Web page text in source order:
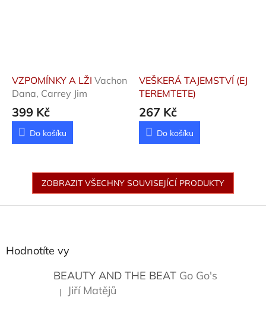
VZPOMÍNKY A LŽI Vachon
Dana, Carrey Jim
399 Kč
Do košíku
VEŠKERÁ TAJEMSTVÍ (EJ
TEREMTETE)
267 Kč
Do košíku
ZOBRAZIT VŠECHNY SOUVISEJÍCÍ PRODUKTY
Hodnotíte vy
BEAUTY AND THE BEAT Go Go's
Hodnocení produktu je 5 z 5 hvězdiček.
| Jiří Matějů